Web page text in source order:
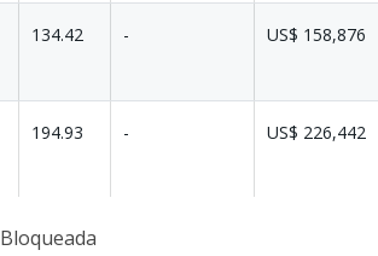
134.42 - US$ 158,876
194.93 - US$ 226,442
Bloqueada